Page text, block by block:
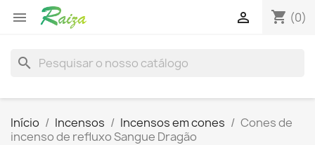
 shopping_cart (0)

search
Início Incensos Incensos em cones
Cones de
incenso de refluxo Sangue Dragão